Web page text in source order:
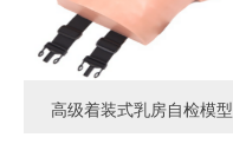
高级着装式乳房自检模型